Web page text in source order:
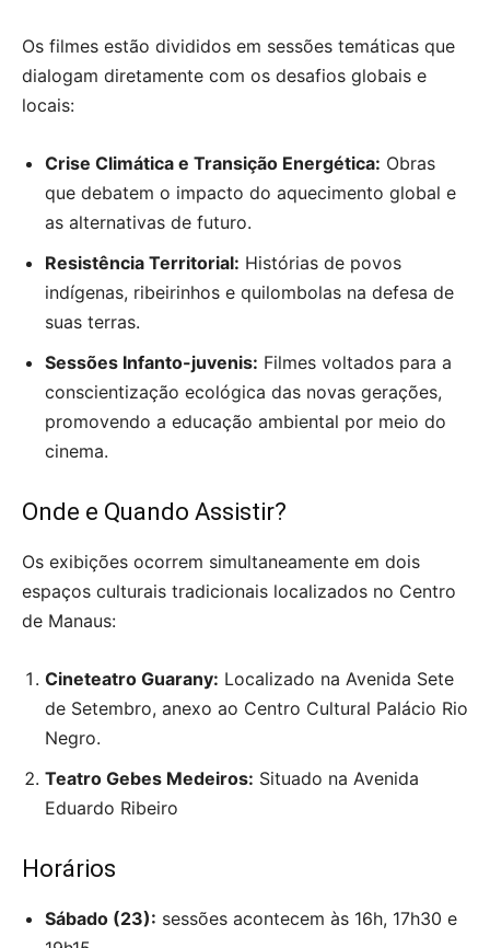
Os filmes estão divididos em sessões temáticas que
dialogam diretamente com os desafios globais e
locais:
Crise Climática e Transição Energética: Obras
que debatem o impacto do aquecimento global e
as alternativas de futuro.
Resistência Territorial: Histórias de povos
indígenas, ribeirinhos e quilombolas na defesa de
suas terras.
Sessões Infanto-juvenis: Filmes voltados para a
conscientização ecológica das novas gerações,
promovendo a educação ambiental por meio do
cinema.
Onde e Quando Assistir?
Os exibições ocorrem simultaneamente em dois
espaços culturais tradicionais localizados no Centro
de Manaus:
Cineteatro Guarany: Localizado na Avenida Sete
de Setembro, anexo ao Centro Cultural Palácio Rio
Negro.
Teatro Gebes Medeiros: Situado na Avenida
Eduardo Ribeiro
Horários
Sábado (23): sessões acontecem às 16h, 17h30 e